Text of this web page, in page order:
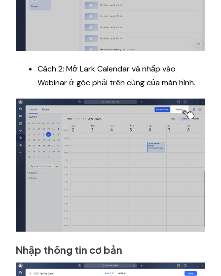
Cách 2: Mở Lark Calendar và nhấp vào
Webinar ở góc phải trên cùng của màn hình.
Nhập thông tin cơ bản